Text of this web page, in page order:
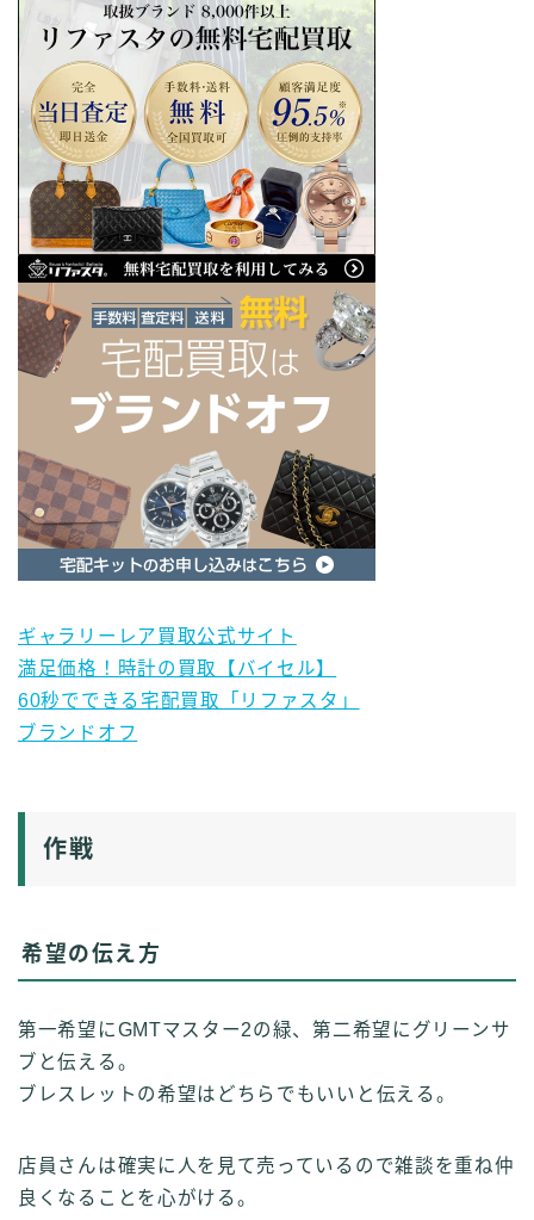
ギャラリーレア買取公式サイト
満足価格！時計の買取【バイセル】
60秒でできる宅配買取「リファスタ」
ブランドオフ
作戦
希望の伝え方
第一希望にGMTマスター2の緑、第二希望にグリーンサ
ブと伝える。
ブレスレットの希望はどちらでもいいと伝える。
店員さんは確実に人を見て売っているので雑談を重ね仲
良くなることを心がける。